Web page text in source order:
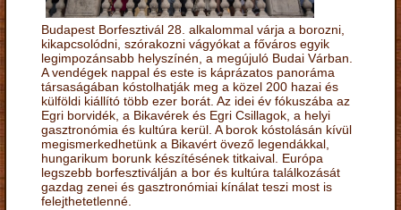
Budapest Borfesztivál 28. alkalommal várja a borozni,
kikapcsolódni, szórakozni vágyókat a főváros egyik
legimpozánsabb helyszínén, a megújuló Budai Várban.
A vendégek nappal és este is káprázatos panoráma
társaságában kóstolhatják meg a közel 200 hazai és
külföldi kiállító több ezer borát. Az idei év fókuszába az
Egri borvidék, a Bikavérek és Egri Csillagok, a helyi
gasztronómia és kultúra kerül. A borok kóstolásán kívül
megismerkedhetünk a Bikavért övező legendákkal,
hungarikum borunk készítésének titkaival. Európa
legszebb borfesztiválján a bor és kultúra találkozását
gazdag zenei és gasztronómiai kínálat teszi most is
felejthetetlenné.